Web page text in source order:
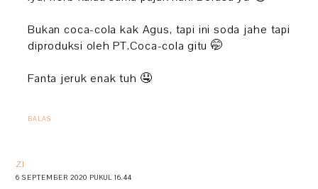
Bukan coca-cola kak Agus, tapi ini soda jahe tapi
diproduksi oleh PT.Coca-cola gitu 🤭
Fanta jeruk enak tuh 🤤
BALAS
ZI
6 SEPTEMBER 2020 PUKUL 16.44